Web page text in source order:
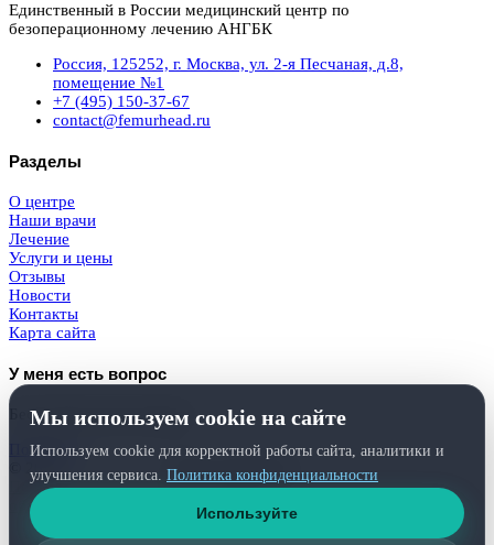
Единственный в России медицинский центр по
безоперационному лечению АНГБК
Россия, 125252, г. Москва, ул. 2-я Песчаная, д.8,
помещение №1
+7 (495) 150-37-67
contact@femurhead.ru
Разделы
О центре
Наши врачи
Лечение
Услуги и цены
Отзывы
Новости
Контакты
Карта сайта
У меня есть вопрос
Бесплатная консультация
Получить
© 2026Femurhead.ru . Права защищены.
Политика конфиденциальностии
обработки персональных данных
Мы используем cookie на сайте
Используем cookie для корректной работы сайта, аналитики и
улучшения сервиса. Политика конфиденциальности
Используйте